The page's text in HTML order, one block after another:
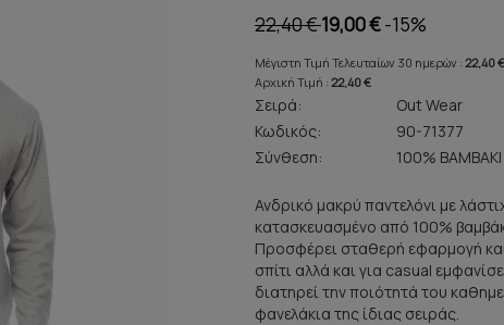
22,40 €19,00 €-15%
Μέγιστη Τιμή Τελευταίων 30 ημερών : 22,40 €
Αρχική Τιμή : 22,40 €
Σειρά:
Out Wear
Κωδικός:
90-71377
Σύνθεση:
100% ΒΑΜΒΑΚΙ
Ανδρικό μακρύ παντελόνι με
κατασκευασμένο από 100%
Προσφέρει σταθερή εφαρμογή και
σπίτι αλλά και για casual
διατηρεί την ποιότητά του
φανελάκια της ίδιας σειράς.